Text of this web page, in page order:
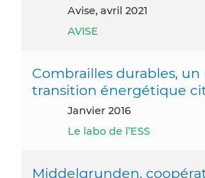
Avise, avril 2021
AVISE
Combrailles durables,
transition énergétique
janvier 2016
Le labo de l’ESS
Middelgrunden,